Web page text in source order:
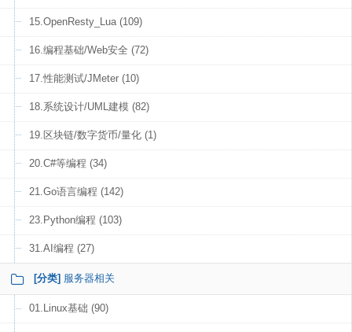
15.OpenResty_Lua (109)
16.编程基础/Web安全 (72)
17.性能测试/JMeter (10)
18.系统设计/UML建模 (82)
19.区块链/数字货币/量化 (1)
20.C#等编程 (34)
21.Go语言编程 (142)
23.Python编程 (103)
31.AI编程 (27)
[分类] 服务器相关
01.Linux基础 (90)